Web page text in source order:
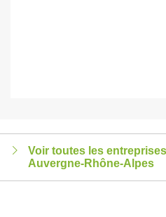
Voir toutes les
Auvergne-Rhône-Alpes